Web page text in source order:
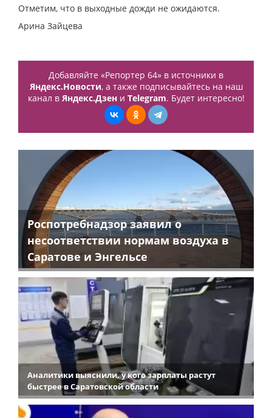
Отметим, что в выходные дожди не ожидаются.
Арина Зайцева
Добавляйте «Репортер 64» в источники в
Яндекс.Новости, а также подписывайтесь на наш
канал в Яндекс.Дзени Telegram. Будет интересно!
Роспотребнадзор заявил о
несоответствии нормам воздуха в
Саратове и Энгельсе
Аналитики выяснили, у кого зарплаты растут
быстрее в Саратовской области